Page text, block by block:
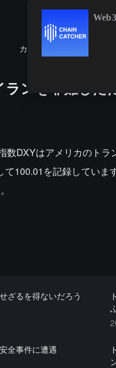
カレンダー
ンを非難した
数DXYはアメリカのト
100.01を記録してい
ざるを得ないだろう
全事件に遭遇